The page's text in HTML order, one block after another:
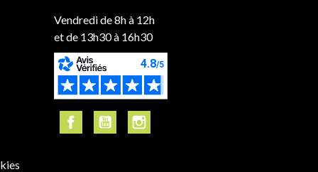
Vendredi de 8h à 12h
et de 13h30 à 16h30